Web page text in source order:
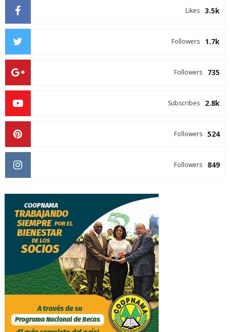
3.5k
Likes
1.7k
Followers
735
Followers
2.8k
Subscribes
524
Followers
849
Followers